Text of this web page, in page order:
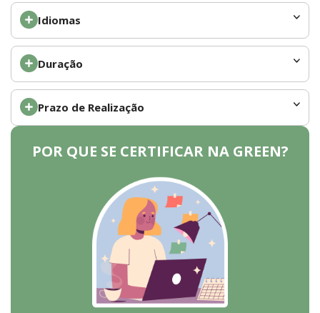
Idiomas
Duração
Prazo de Realização
POR QUE SE CERTIFICAR NA GREEN?